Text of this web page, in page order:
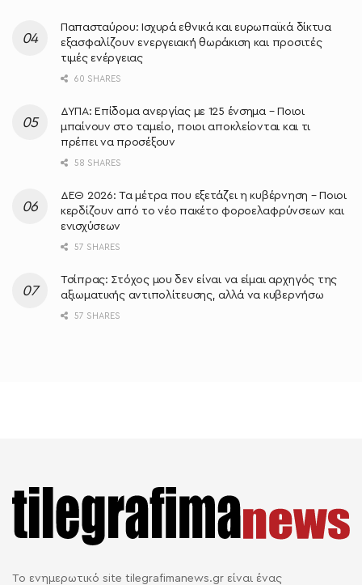
Παπασταύρου: Ισχυρά εθνικά και ευρωπαϊκά δίκτυα
εξασφαλίζουν ενεργειακή θωράκιση και προσιτές
τιμές ενέργειας
60 SHARES
ΔΥΠΑ: Επίδομα ανεργίας με 125 ένσημα – Ποιοι
μπαίνουν στο ταμείο, ποιοι αποκλείονται και τι
πρέπει να προσέξουν
58 SHARES
ΔΕΘ 2026: Τα μέτρα που εξετάζει η κυβέρνηση – Ποιοι
κερδίζουν από το νέο πακέτο φοροελαφρύνσεων και
ενισχύσεων
57 SHARES
Τσίπρας: Στόχος μου δεν είναι να είμαι αρχηγός της
αξιωματικής αντιπολίτευσης, αλλά να κυβερνήσω
57 SHARES
Το ενημερωτικό site tilegrafimanews.gr είναι ένας